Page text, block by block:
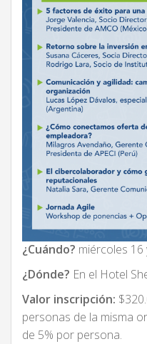
¿Cuándo? miércoles 16
¿Dónde? En el Hotel
Valor inscripción:
personas de la misma
de 5% por persona.